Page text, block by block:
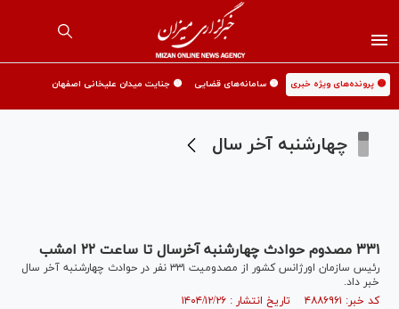
🟡 پرونده‌های ویژه خبری 🟡 سامانه‌های قضایی 🟡 جنایت میدان علیخانی اصفهان
چهارشنبه آخر سال
۳۳۱ مصدوم حوادث چهارشنبه آخرسال تا ساعت ۲۲ امشب
رئیس سازمان اورژانس کشور از مصدومیت ۳۳۱ نفر در حوادث چهارشنبه آخر سال
خبر داد.
کد خبر: ۴۸۸۶۹۶۱ تاریخ انتشار : ۱۴۰۴/۱۲/۲۶